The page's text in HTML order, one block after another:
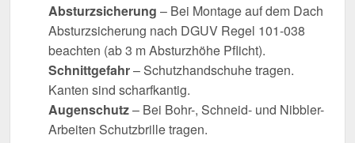
Absturzsicherung – Bei Montage auf dem Dach
Absturzsicherung nach DGUV Regel 101-038
beachten (ab 3 m Absturzhöhe Pflicht).
Schnittgefahr– Schutzhandschuhe tragen.
Kanten sind scharfkantig.
Augenschutz– Bei Bohr-, Schneid- und Nibbler-
Arbeiten Schutzbrille tragen.